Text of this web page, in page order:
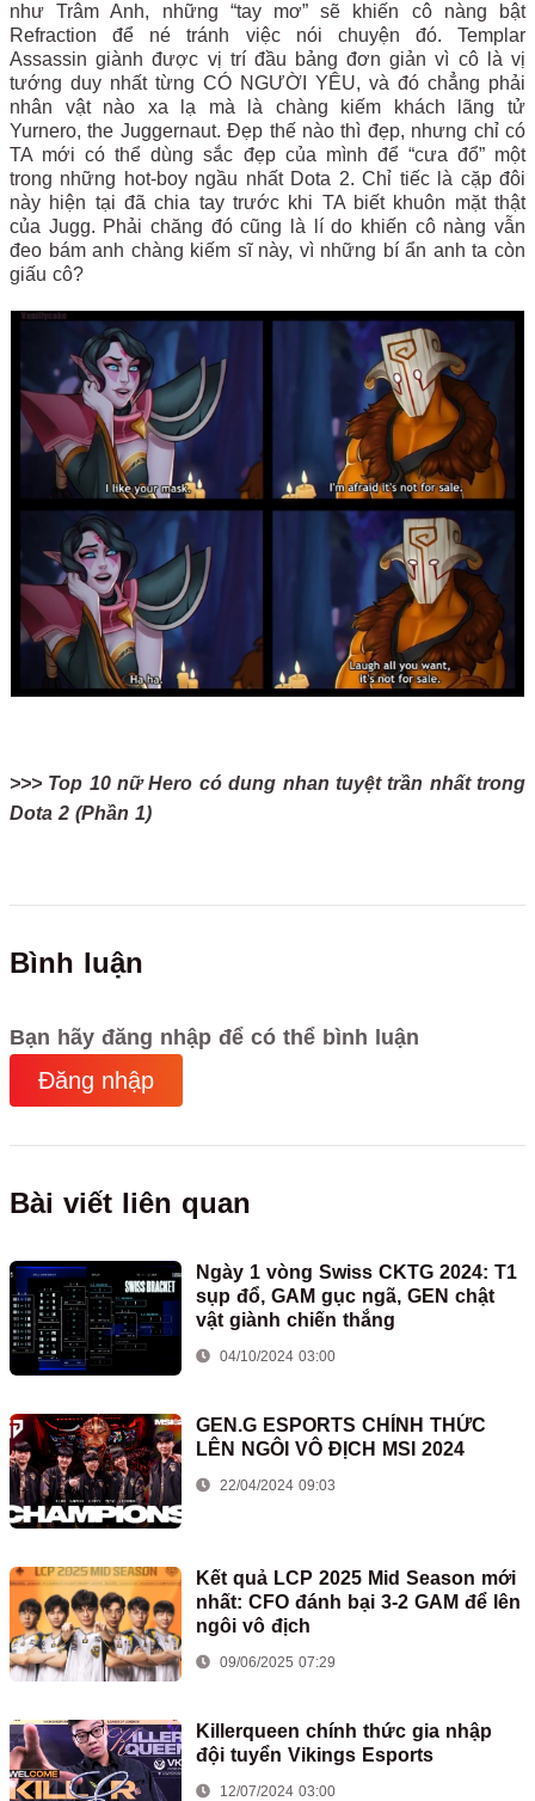
như Trâm Anh, những “tay mơ” sẽ khiến cô nàng bật
Refraction để né tránh việc nói chuyện đó. Templar
Assassin giành được vị trí đầu bảng đơn giản vì cô là vị
tướng duy nhất từng CÓ NGƯỜI YÊU, và đó chẳng phải
nhân vật nào xa lạ mà là chàng kiếm khách lãng tử
Yurnero, the Juggernaut. Đẹp thế nào thì đẹp, nhưng chỉ có
TA mới có thể dùng sắc đẹp của mình để “cưa đổ” một
trong những hot-boy ngầu nhất Dota 2. Chỉ tiếc là cặp đôi
này hiện tại đã chia tay trước khi TA biết khuôn mặt thật
của Jugg. Phải chăng đó cũng là lí do khiến cô nàng vẫn
đeo bám anh chàng kiếm sĩ này, vì những bí ẩn anh ta còn
giấu cô?
>>> Top 10 nữ Hero có dung nhan tuyệt trần nhất trong
Dota 2 (Phần 1)
Bình luận
Bạn hãy đăng nhập để có thể bình luận
Đăng nhập
Bài viết liên quan
Ngày 1 vòng Swiss CKTG 2024: T1
sụp đổ, GAM gục ngã, GEN chật
vật giành chiến thắng
04/10/2024 03:00
GEN.G ESPORTS CHÍNH THỨC
LÊN NGÔI VÔ ĐỊCH MSI 2024
22/04/2024 09:03
Kết quả LCP 2025 Mid Season mới
nhất: CFO đánh bại 3-2 GAM để lên
ngôi vô địch
09/06/2025 07:29
Killerqueen chính thức gia nhập
đội tuyển Vikings Esports
12/07/2024 03:00